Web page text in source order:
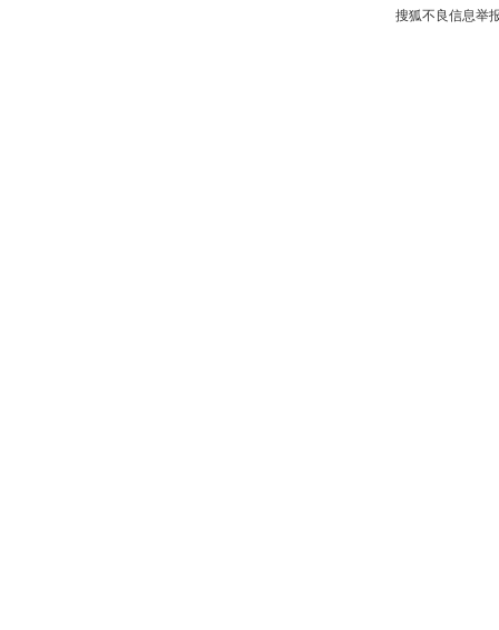
搜狐不良信息举